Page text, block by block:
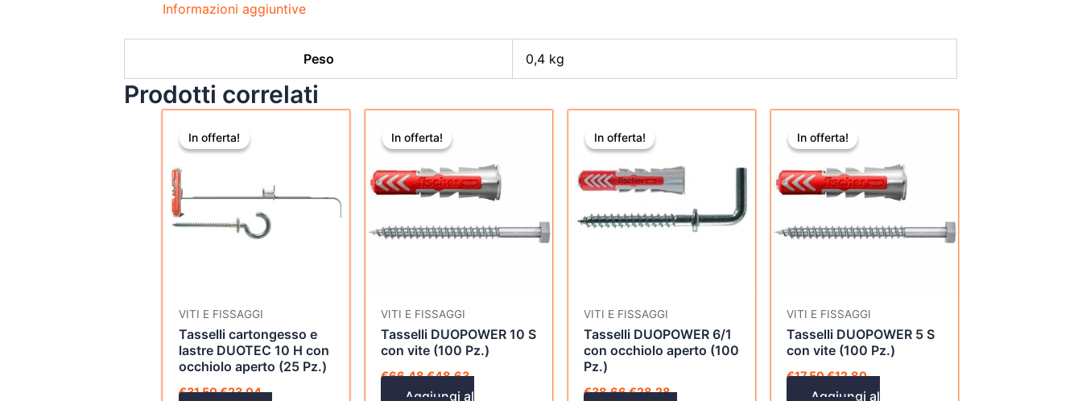
Informazioni aggiuntive
Peso 0,4 kg
Prodotti correlati
In offerta!
In offerta!
VITI E FISSAGGI
Tasselli cartongesso e
lastre DUOTEC 10 H con
occhiolo aperto (25 Pz.)
€31,50
prezzo
originale
€23,04
In offerta!
In offerta!
VITI E FISSAGGI
Tasselli DUOPOWER 10 S
con vite (100 Pz.)
€66,48
prezzo
originale
€66,48.
€48,63
€48,63.
Aggiungi al
In offerta!
In offerta!
VITI E FISSAGGI
Tasselli DUOPOWER 6/1
con occhiolo aperto (100
Pz.)
€38,66
prezzo
originale
€38,66.
€28,28
€28,28.
In offerta!
In offerta!
VITI E FISSAGGI
Tasselli DUOPOWER 5 S
con vite (100 Pz.)
€17,50
prezzo
originale
€17,50.
€12,80
€12,80.
Aggiungi al